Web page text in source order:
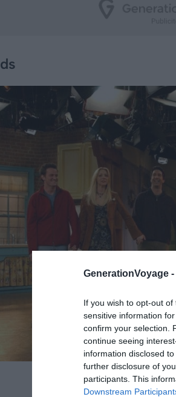
GenerationVoyage -
If you wish to opt-out
sensitive information
confirm your selection.
continue seeing
information disclosed
further disclosure of
participants. This
Downstream